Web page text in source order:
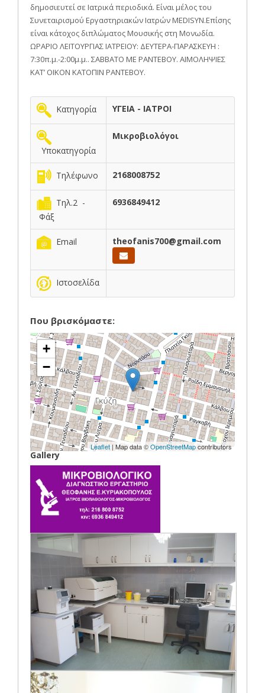
δημοσιευτεί σε Ιατρικά περιοδικά. Είναι μέλος του
Συνεταιρισμού Εργαστηριακών Ιατρών MEDISYN.Επίσης
είναι κάτοχος διπλώματος Μουσικής στη Μονωδία.
ΩΡΑΡΙΟ ΛΕΙΤΟΥΡΓΙΑΣ ΙΑΤΡΕΙΟΥ: ΔΕΥΤΕΡΑ-ΠΑΡΑΣΚΕΥΗ :
7:30π.μ.-2:00μ.μ.. ΣΑΒΒΑΤΟ ΜΕ ΡΑΝΤΕΒΟΥ. ΑΙΜΟΛΗΨΙΕΣ
ΚΑΤ’ ΟΙΚΟΝ ΚΑΤΟΠΙΝ ΡΑΝΤΕΒΟΥ.
Κατηγορία ΥΓΕΙΑ - ΙΑΤΡΟΙ
Υποκατηγορία
Μικροβιολόγοι
Τηλέφωνο 2168008752
Τηλ.2 -
Φάξ
6936849412
Email theofanis700@gmail.com
Ιστοσελίδα
Που βρισκόμαστε:
+
−
Leaflet | Map data ©OpenStreetMapcontributors
Gallery